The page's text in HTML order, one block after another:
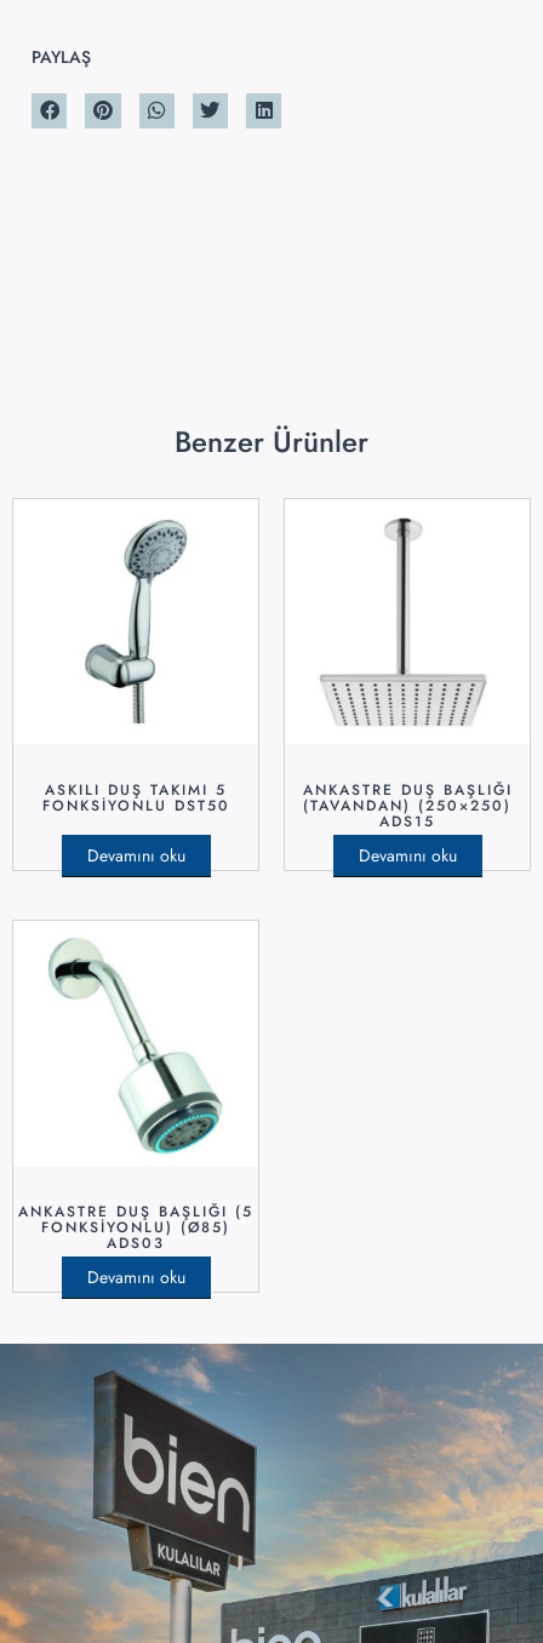
PAYLAŞ
Benzer Ürünler
ASKILI DUŞ TAKIMI 5
FONKSIYONLU DST50
Devamını oku
ANKASTRE DUŞ BAŞLIĞI
(TAVANDAN) (250×250)
ADS15
Devamını oku
ANKASTRE DUŞ BAŞLIĞI (5
FONKSIYONLU) (Ø85)
ADS03
Devamını oku